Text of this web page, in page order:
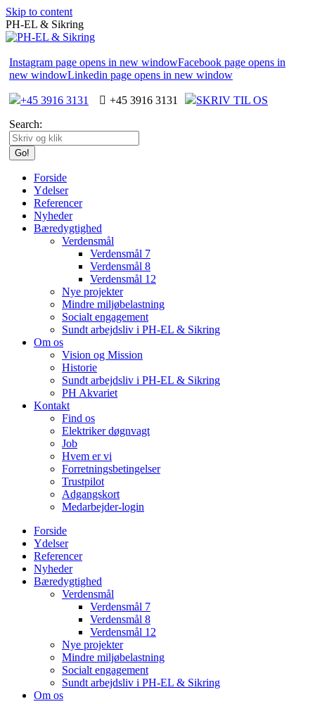
Skip to content
PH-EL & Sikring
Instagram page opens in new windowFacebook page opens in
new windowLinkedin page opens in new window
+45 3916 3131 +45 3916 3131
SKRIV TIL OS
Search:
Forside
Ydelser
Referencer
Nyheder
Bæredygtighed
Verdensmål
Verdensmål 7
Verdensmål 8
Verdensmål 12
Nye projekter
Mindre miljøbelastning
Socialt engagement
Sundt arbejdsliv i PH-EL & Sikring
Om os
Vision og Mission
Historie
Sundt arbejdsliv i PH-EL & Sikring
PH Akvariet
Kontakt
Find os
Elektriker døgnvagt
Job
Hvem er vi
Forretningsbetingelser
Trustpilot
Adgangskort
Medarbejder-login
Forside
Ydelser
Referencer
Nyheder
Bæredygtighed
Verdensmål
Verdensmål 7
Verdensmål 8
Verdensmål 12
Nye projekter
Mindre miljøbelastning
Socialt engagement
Sundt arbejdsliv i PH-EL & Sikring
Om os